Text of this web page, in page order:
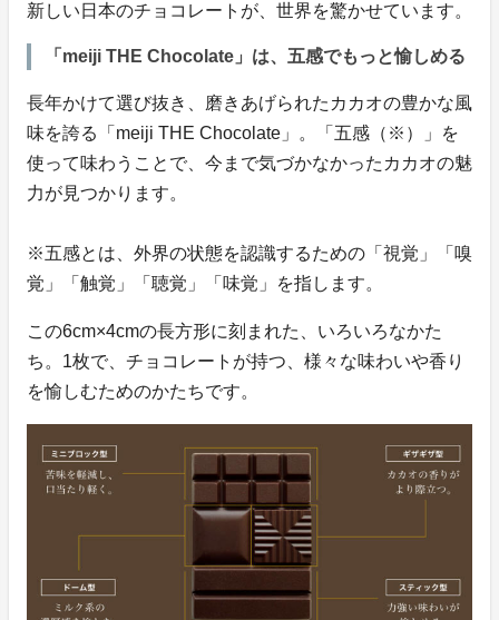
新しい日本のチョコレートが、世界を驚かせています。
「meiji THE Chocolate」は、五感でもっと愉しめる
長年かけて選び抜き、磨きあげられたカカオの豊かな風
味を誇る「meiji THE Chocolate」。「五感（※）」を
使って味わうことで、今まで気づかなかったカカオの魅
力が見つかります。
※五感とは、外界の状態を認識するための「視覚」「嗅
覚」「触覚」「聴覚」「味覚」を指します。
この6cm×4cmの長方形に刻まれた、いろいろなかた
ち。1枚で、チョコレートが持つ、様々な味わいや香り
を愉しむためのかたちです。